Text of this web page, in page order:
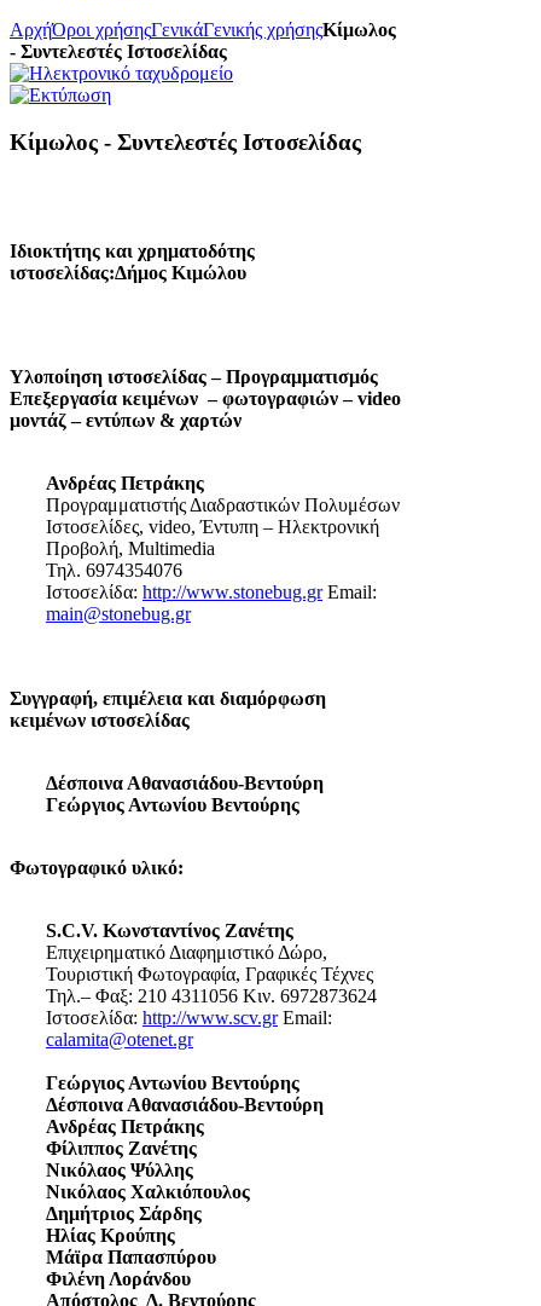
ΑρχήΌροι χρήσηςΓενικάΓενικής χρήσηςΚίμωλος
- Συντελεστές Ιστοσελίδας
Κίμωλος - Συντελεστές Ιστοσελίδας
Ιδιοκτήτης και χρηματοδότης
ιστοσελίδας:Δήμος Κιμώλου
Υλοποίηση ιστοσελίδας – Προγραμματισμός
Επεξεργασία κειμένων – φωτογραφιών – video
μοντάζ – εντύπων & χαρτών
Ανδρέας Πετράκης
Προγραμματιστής Διαδραστικών Πολυμέσων
Ιστοσελίδες, video, Έντυπη – Ηλεκτρονική
Προβολή, Multimedia
Τηλ. 6974354076
Ιστοσελίδα: http://www.stonebug.grEmail:
main@stonebug.gr
Συγγραφή, επιμέλεια και διαμόρφωση
κειμένων ιστοσελίδας
Δέσποινα Αθανασιάδου-Βεντούρη
Γεώργιος Αντωνίου Βεντούρης
Φωτογραφικό υλικό:
S.C.V. Κωνσταντίνος Ζανέτης
Επιχειρηματικό Διαφημιστικό Δώρο,
Τουριστική Φωτογραφία, Γραφικές Τέχνες
Τηλ.– Φαξ: 210 4311056 Κιν. 6972873624
Ιστοσελίδα: http://www.scv.grEmail:
calamita@otenet.gr
Γεώργιος Αντωνίου Βεντούρης
Δέσποινα Αθανασιάδου-Βεντούρη
Ανδρέας Πετράκης
Φίλιππος Ζανέτης
Νικόλαος Ψύλλης
Νικόλαος Χαλκιόπουλος
Δημήτριος Σάρδης
Ηλίας Κρούπης
Μάϊρα Παπασπύρου
Φιλένη Λοράνδου
Απόστολος Δ. Βεντούρης